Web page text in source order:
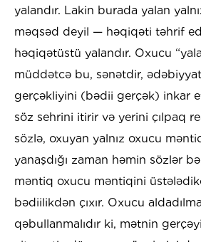
yalandır. Lakin burada yalan
məqsəd deyil — həqiqəti təhrif
həqiqətüstü yalandır. Oxucu
müddətcə bu, sənətdir,
gerçəkliyini (bədii gerçək) inkar
söz sehrini itirir və yerini çılpaq
sözlə, oxuyan yalnız oxucu
yanaşdığı zaman həmin sözlər
məntiq oxucu məntiqini
bədiilikdən çıxır. Oxucu
qəbullanmalıdır ki, mətnin